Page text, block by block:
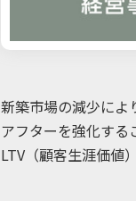
新築市場の減少によ
アフターを強化する
LTV（顧客生涯価値